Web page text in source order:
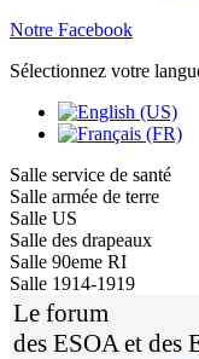
Notre Facebook
Sélectionnez votre
Salle service de santé
Salle armée de terre
Salle US
Salle des drapeaux
Salle 90eme RI
Salle 1914-1919
Le forum
des ESOA et des